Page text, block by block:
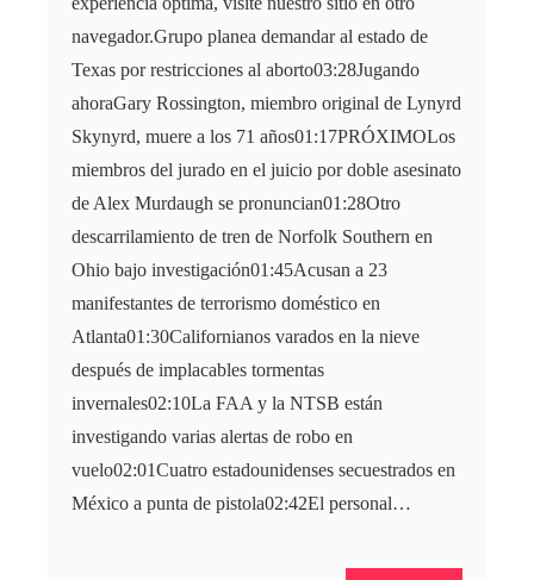
navegador.Grupo planea demandar al estado de
Texas por restricciones al aborto03:28Jugando
ahoraGary Rossington, miembro original de Lynyrd
Skynyrd, muere a los 71 años01:17PRÓXIMOLos
miembros del jurado en el juicio por doble asesinato
de Alex Murdaugh se pronuncian01:28Otro
descarrilamiento de tren de Norfolk Southern en
Ohio bajo investigación01:45Acusan a 23
manifestantes de terrorismo doméstico en
Atlanta01:30Californianos varados en la nieve
después de implacables tormentas
invernales02:10La FAA y la NTSB están
investigando varias alertas de robo en
vuelo02:01Cuatro estadounidenses secuestrados en
México a punta de pistola02:42El personal…